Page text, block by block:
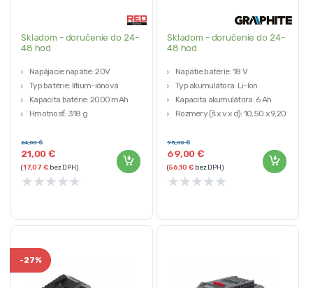
Skladom - doručenie do 24-
48 hod
Napájacie napätie: 20V
Typ batérie: lítium-iónová
Kapacita batérie: 2000 mAh
Hmotnosť: 318 g
21,00€
24,00€
(17,07€bez DPH)
★★★★★
Skladom - doručenie do 24-
48 hod
Napätie batérie: 18 V
Typ akumulátora: Li-Ion
Kapacita akumulátora: 6 Ah
Rozmery (š x v x d): 10,50 x 9,20 x
Hmotnosť: 1,13 kg
69,00€
95,00€
(56,10€bez DPH)
★★★★★
-27%